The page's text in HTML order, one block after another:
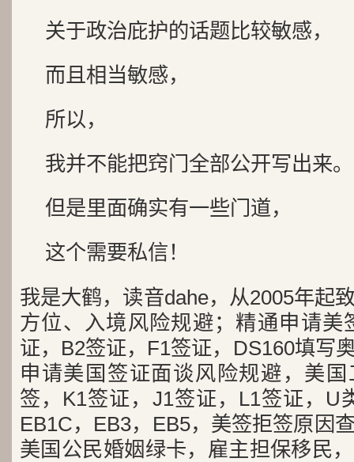
关于政治庇护的话题比较敏感，
而且相当敏感，
所以，
我并不能把窍门全部公开写出来。
但是里面确实有一些门道，
这个需要私信！
我是大鹤，读音dahe，从2005年起
方位、入境风险规避；精通申请美
证，B2签证，F1签证，DS160填写
申请美国签证面谈风险规避，美
签，K1签证，J1签证，L1签证，U
EB1C，EB3，EB5，美签拒签原因
美国公民婚姻绿卡，雇主担保移民